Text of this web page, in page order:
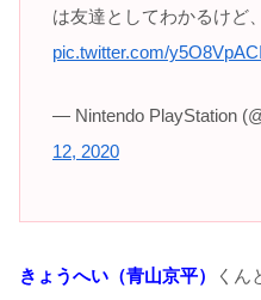
は友達としてわかるけど
pic.twitter.com/
— Nintendo PlayStation
12, 2020
きょうへい（青山京平） くん